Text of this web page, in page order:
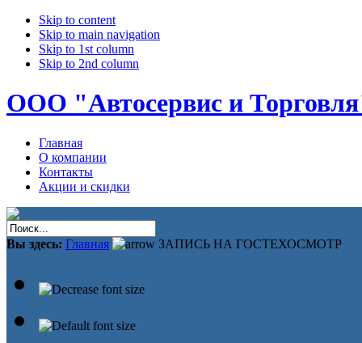
Skip to content
Skip to main navigation
Skip to 1st column
Skip to 2nd column
ООО "Автосервис и
Главная
О компании
Контакты
Акции и скидки
Вы здесь: Главная ЗАПИСЬ НА ГОСТЕХОСМОТР